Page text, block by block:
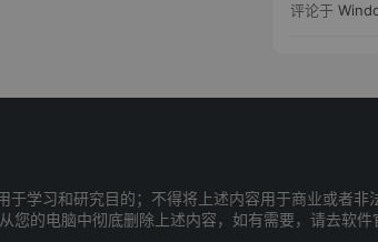
评论于
学习和研究目的；不得将上述内容用于商业或者非
的电脑中彻底删除上述内容，如有需要，请去软件